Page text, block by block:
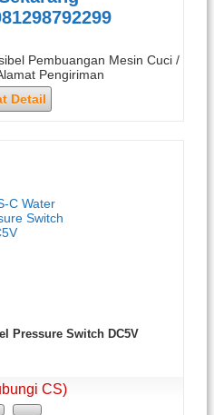
Pembuangan Mesin Cuci /
Pengiriman
Detail
Pressure Switch DC5V
CS)